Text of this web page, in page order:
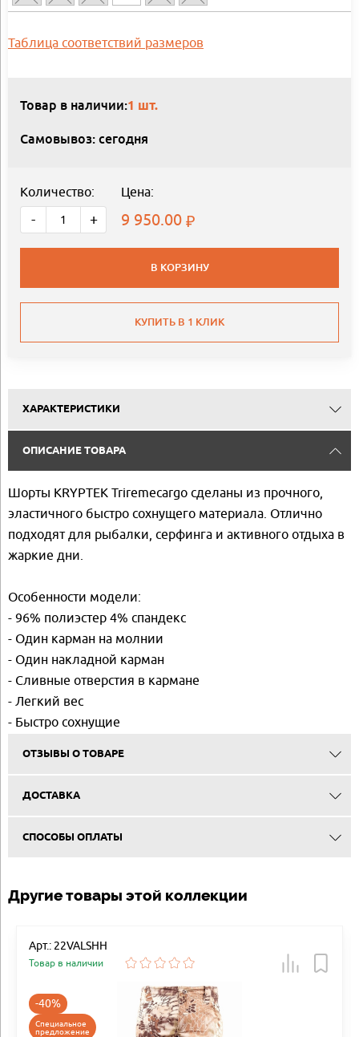
Таблица соответствий размеров
Товар в наличии:1 шт.
Самовывоз: сегодня
Количество:
- +
Цена:
9 950.00
В КОРЗИНУ
КУПИТЬ В 1 КЛИК
ХАРАКТЕРИСТИКИ
ОПИСАНИЕ ТОВАРА
Шорты KRYPTEK Triremecargo сделаны из прочного,
эластичного быстро сохнущего материала. Отлично
подходят для рыбалки, серфинга и активного отдыха в
жаркие дни.
Особенности модели:
- 96% полиэстер 4% спандекс
- Один карман на молнии
- Один накладной карман
- Сливные отверстия в кармане
- Легкий вес
- Быстро сохнущие
ОТЗЫВЫ О ТОВАРЕ
ДОСТАВКА
СПОСОБЫ ОПЛАТЫ
Другие товары этой коллекции
Арт.: 22VALSHH
Товар в наличии
-40%
Специальное
предложение